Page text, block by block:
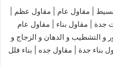
| مقاول عام | مقاول عظم |
جدة | مقاول بناء | مقاول عام
و التشطيب و الدهان و الزجاج و
بناء جدة | مقاول جده | بناء فلل